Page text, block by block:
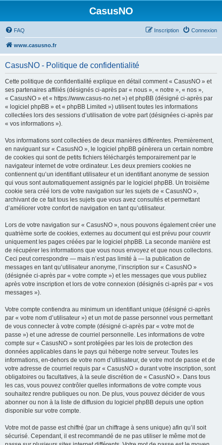
CasusNO
FAQ Connexion
Inscription
www.casusno.fr
CasusNO - Politique de confidentialité
Cette politique de confidentialité explique en détail comment « CasusNO » et
ses partenaires affiliés (désignés ci-après par « nous », « notre », « nos »,
« CasusNO » et « https://www.casus-no.net ») et phpBB (désigné ci-après par
« logiciel phpBB » et « phpBB Limited ») utilisent toutes les informations
collectées lors des sessions d’utilisation de votre part (désignées ci-après par
« vos informations »).
Vos informations sont collectées de deux manières différentes. Premièrement,
en naviguant sur « CasusNO », le logiciel phpBB génèrera un certain nombre
de cookies qui sont de petits fichiers téléchargés temporairement par le
navigateur internet de votre ordinateur. Les deux premiers cookies ne
contiennent qu’un identifiant utilisateur et un identifiant anonyme de session
qui vous sont automatiquement assignés par le logiciel phpBB. Un troisième
cookie sera créé lors de votre navigation sur les sujets de « CasusNO »,
archivant de ce fait tous les sujets que vous avez consultés et permettant
d’améliorer votre confort de navigation en tant qu’utilisateur.
Lors de votre navigation sur « CasusNO », nous pouvons également créer une
quatrième sorte de cookies, externes au document qui est prévu pour couvrir
uniquement les pages créées par le logiciel phpBB. La seconde manière est
de récupérer les informations que vous nous envoyez et que nous collectons.
Ceci peut correspondre — mais n’est pas limité à — la publication de
messages en tant qu’utilisateur anonyme, l’inscription sur « CasusNO »
(désignée ci-après par « votre compte ») et les messages que vous publiez
après votre inscription et lors de votre connexion (désignés ci-après par « vos
messages »).
Votre compte contiendra au minimum un identifiant unique (désigné ci-après
par « votre nom d’utilisateur ») et un mot de passe personnel vous permettant
de vous connecter à votre compte (désigné ci-après par « votre mot de
passe ») et une adresse de courriel personnelle. Les informations de votre
compte sur « CasusNO » sont protégées par les lois de protection des
données applicables dans le pays qui héberge notre serveur. Toutes les
informations, en-dehors de votre nom d’utilisateur, de votre mot de passe et de
votre adresse de courriel requis par « CasusNO » durant votre inscription, sont
obligatoires ou facultatives, à la seule discrétion de « CasusNO ». Dans tous
les cas, vous pouvez contrôler quelles informations de votre compte vous
souhaitez rendre publiques ou non. De plus, vous pouvez décider de vous
abonner ou non à la liste de diffusion du logiciel phpBB depuis une option
disponible sur votre compte.
Votre mot de passe est chiffré (par un chiffrage à sens unique) afin qu’il soit
sécurisé. Cependant, il est recommandé de ne pas utiliser le même mot de